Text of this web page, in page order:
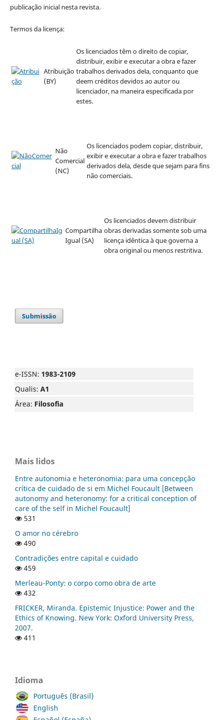
publicação inicial nesta revista.
Termos da licença:
Atribuição
(BY)
Os licenciados têm o direito de copiar,
distribuir, exibir e executar a obra e fazer
trabalhos derivados dela, conquanto que
deem créditos devidos ao autor ou
licenciador, na maneira especificada por
estes.
Não
Comercial
(NC)
Os licenciados podem copiar, distribuir,
exibir e executar a obra e fazer trabalhos
derivados dela, desde que sejam para fins
não comerciais.
Compartilha
Igual (SA)
Os licenciados devem distribuir
obras derivadas somente sob uma
licença idêntica à que governa a
obra original ou menos restritiva.
Submissão
e-ISSN: 1983-2109
Qualis: A1
Área: Filosofia
Mais lidos
Entre autonomia e heteronomia: para uma concepção
crítica de cuidado de si em Michel Foucault [Between
autonomy and heteronomy: for a critical conception of
care of the self in Michel Foucault]
531
O amor no cérebro
490
Contradições entre capital e cuidado
459
Merleau-Ponty: o corpo como obra de arte
432
FRICKER, Miranda. Epistemic Injustice: Power and the
Ethics of Knowing. New York: Oxford University Press,
2007.
411
Idioma
Português (Brasil)
English